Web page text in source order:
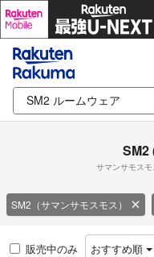
SM2
サマンサモス
SM2（サマンサモスモス）
販売中のみ おすすめ順